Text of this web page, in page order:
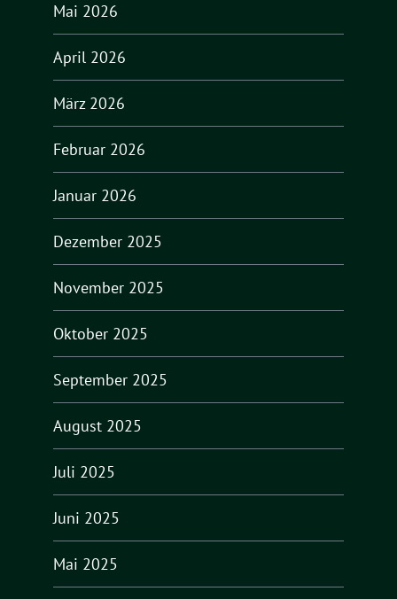
Mai 2026
April 2026
März 2026
Februar 2026
Januar 2026
Dezember 2025
November 2025
Oktober 2025
September 2025
August 2025
Juli 2025
Juni 2025
Mai 2025